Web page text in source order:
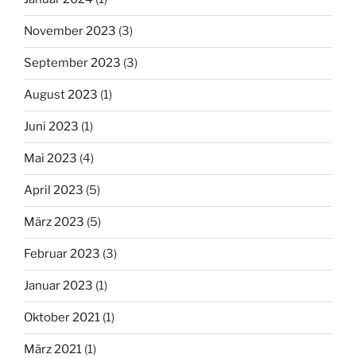
November 2023 (3)
September 2023 (3)
August 2023 (1)
Juni 2023 (1)
Mai 2023 (4)
April 2023 (5)
März 2023 (5)
Februar 2023 (3)
Januar 2023 (1)
Oktober 2021 (1)
März 2021 (1)